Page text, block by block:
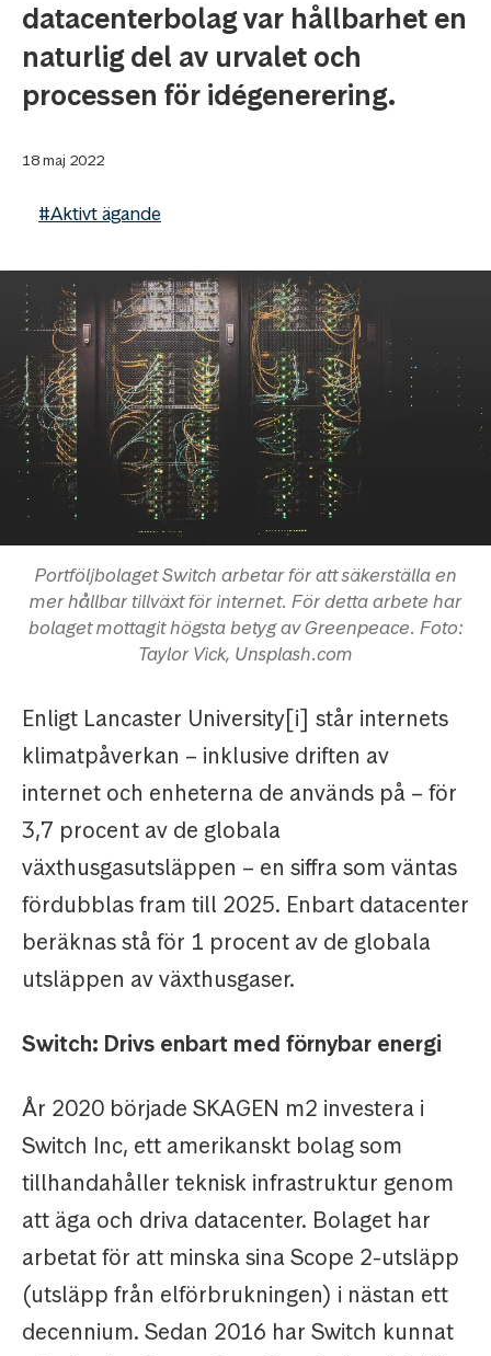
datacenterbolag var hållbarhet en
naturlig del av urvalet och
processen för idégenerering.
18 maj 2022
#Aktivt ägande
Portföljbolaget Switch arbetar för att säkerställa en
mer hållbar tillväxt för internet. För detta arbete har
bolaget mottagit högsta betyg av Greenpeace. Foto:
Taylor Vick, Unsplash.com
Enligt Lancaster University[i] står internets
klimatpåverkan – inklusive driften av
internet och enheterna de används på – för
3,7 procent av de globala
växthusgasutsläppen – en siffra som väntas
fördubblas fram till 2025. Enbart datacenter
beräknas stå för 1 procent av de globala
utsläppen av växthusgaser.
Switch: Drivs enbart med förnybar energi
År 2020 började SKAGEN m2 investera i
Switch Inc, ett amerikanskt bolag som
tillhandahåller teknisk infrastruktur genom
att äga och driva datacenter. Bolaget har
arbetat för att minska sina Scope 2-utsläpp
(utsläpp från elförbrukningen) i nästan ett
decennium. Sedan 2016 har Switch kunnat